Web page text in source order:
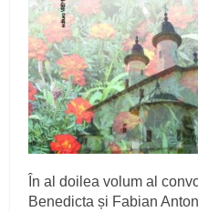
În al doilea volum al
Benedicta și Fabian